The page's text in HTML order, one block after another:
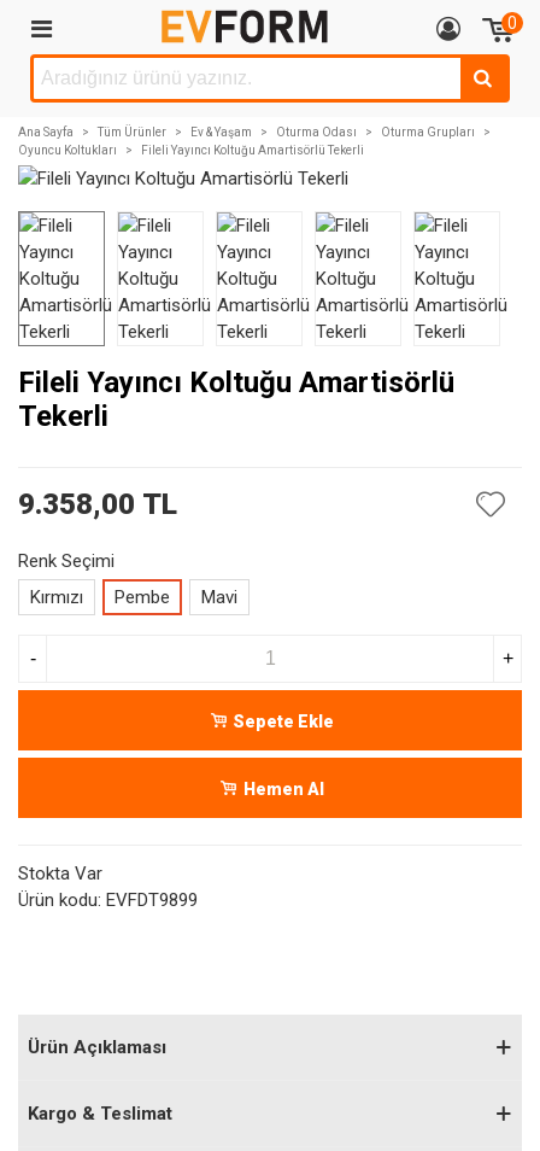
0
Ana Sayfa > Tüm Ürünler > Ev & Yaşam > Oturma Odası > Oturma Grupları
>
Oyuncu Koltukları
> Fileli Yayıncı Koltuğu Amartisörlü Tekerli
Fileli Yayıncı Koltuğu Amartisörlü
Tekerli
9.358,00 TL
Renk Seçimi
Kırmızı
Pembe Mavi
- +
Sepete Ekle
Hemen Al
Stokta Var
Ürün kodu: EVFDT9899
Ürün Açıklaması
Kargo & Teslimat